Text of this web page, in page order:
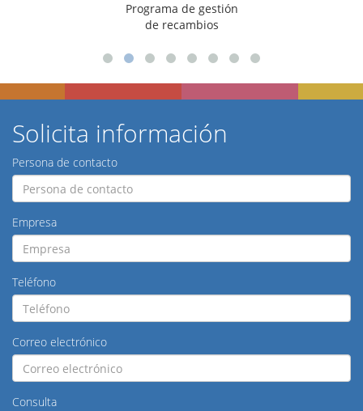
Programa de gestión
Solicita información
Persona de contacto
Empresa
Teléfono
Correo electrónico
Consulta